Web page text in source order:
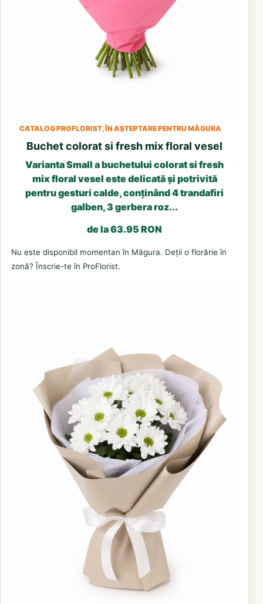
CATALOG PROFLORIST, ÎN AȘTEPTARE PENTRU MĂGURA
Buchet colorat si fresh mix floral vesel
Varianta Small a buchetului colorat si fresh
mix floral vesel este delicată și potrivită
pentru gesturi calde, conținând 4 trandafiri
galben, 3 gerbera roz...
de la 63.95 RON
Nu este disponibil momentan în Măgura. Deții o florărie în
zonă? Înscrie-te în ProFlorist.